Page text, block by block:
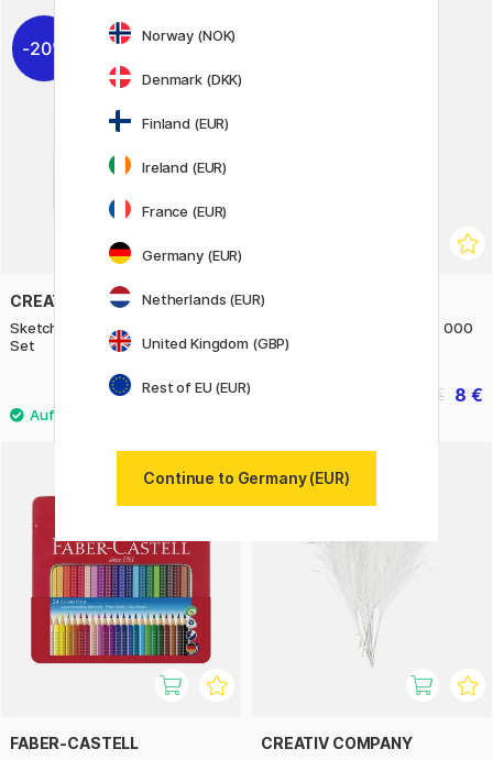
20%
CREATIV COMPANY
Sketch Marker Standard 12er-
Set
13.20 €
16.50 €
PLAYBOX
Bügelperlen Pastell-Mix 10 000
Stk im Eimer
8 €
10 €
FABER-CASTELL
20%
CREATIV COMPANY
Norway (NOK)
Denmark (DKK)
Finland (EUR)
Ireland (EUR)
France (EUR)
Germany (EUR)
Netherlands (EUR)
United Kingdom (GBP)
Rest of EU (EUR)
Continue to Germany (EUR)